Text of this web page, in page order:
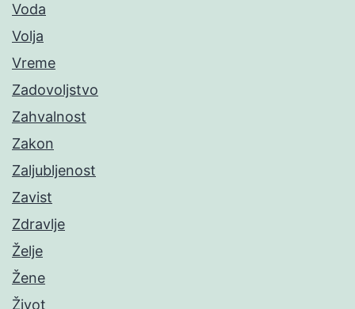
Voda
Volja
Vreme
Zadovoljstvo
Zahvalnost
Zakon
Zaljubljenost
Zavist
Zdravlje
Želje
Žene
Život